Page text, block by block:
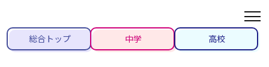
総合トップ 中学 高校